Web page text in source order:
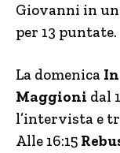
Giovanni in
per 13 puntate.
La domenica
Maggioni dal
l’intervista e
Alle 16:15